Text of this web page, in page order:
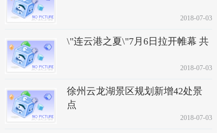
2018-07-03
\"连云港之夏\"7月6日拉开帷幕 共
2018-07-03
徐州云龙湖景区规划新增42处景
点
2018-07-03